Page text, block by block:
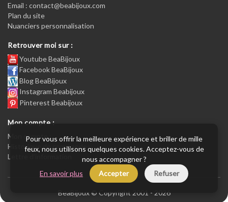
Email : contact@beabijoux.com
Plan du site
Nuanciers personnalisation
Retrouver moi sur :
Youtube BeaBijoux
Facebook BeaBijoux
Blog BeaBijoux
Instagram Beabijoux
Pinterest Beabijoux
Mon compte :
Mon compte :
Historique de commandes
Lettre d’information
BeaBijoux © Copyright 2001 - 2026
Pour vous offrir la meilleure expérience et briller de mille
feux, nous utilisons quelques cookies. Acceptez-vous de
nous accompagner ?
En savoir plus
Accepter Refuser